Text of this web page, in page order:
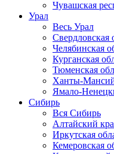
Чувашская
Урал
Весь Урал
Свердловская
Челябинская
Курганская
Тюменская
Ханты-
Ямало-
Сибирь
Вся Сибирь
Алтайский
Иркутская
Кемеровская